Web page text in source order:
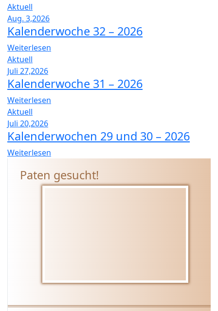
Aktuell
Aug. 3,2026
Kalenderwoche 32 – 2026
Weiterlesen
Aktuell
Juli 27,2026
Kalenderwoche 31 – 2026
Weiterlesen
Aktuell
Juli 20,2026
Kalenderwochen 29 und 30 – 2026
Weiterlesen
Paten gesucht!